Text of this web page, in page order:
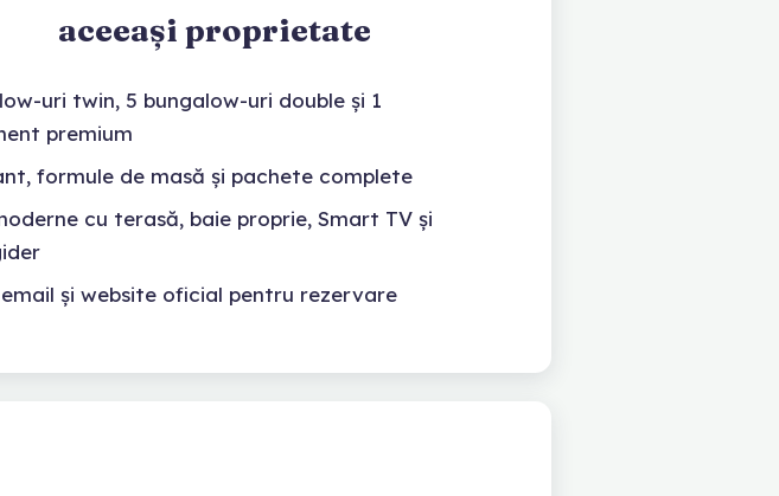
aceeași proprietate
uri twin, 5 bungalow-uri double și 1
premium
formule de masă și pachete complete
cu terasă, baie proprie, Smart TV și
și website oficial pentru rezervare